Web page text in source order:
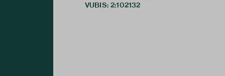
VUBIS: 2:102132